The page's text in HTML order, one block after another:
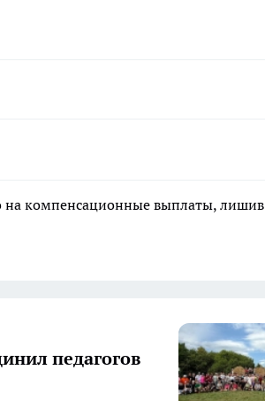
на компенсационные выплаты, лишив
педагогов